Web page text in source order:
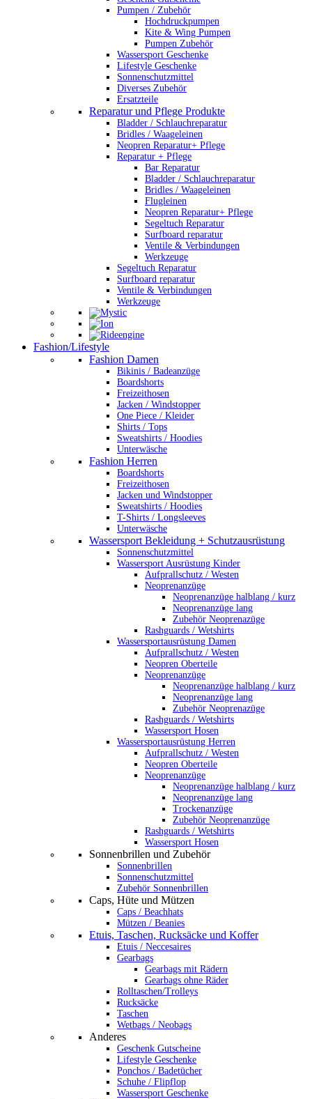
Pumpen / Zubehör
Hochdruckpumpen
Kite & Wing Pumpen
Pumpen Zubehör
Wassersport Geschenke
Lifestyle Geschenke
Sonnenschutzmittel
Diverses Zubehör
Ersatzteile
Reparatur und Pflege Produkte
Bladder / Schlauchreparatur
Bridles / Waageleinen
Neopren Reparatur+ Pflege
Reparatur + Pflege
Bar Reparatur
Bladder / Schlauchreparatur
Bridles / Waageleinen
Flugleinen
Neopren Reparatur+ Pflege
Segeltuch Reparatur
Surfboard reparatur
Ventile & Verbindungen
Werkzeuge
Segeltuch Reparatur
Surfboard reparatur
Ventile & Verbindungen
Werkzeuge
Fashion/Lifestyle
Fashion Damen
Bikinis / Badeanzüge
Boardshorts
Freizeithosen
Jacken / Windstopper
One Piece / Kleider
Shirts / Tops
Sweatshirts / Hoodies
Unterwäsche
Fashion Herren
Boardshorts
Freizeithosen
Jacken und Windstopper
Sweatshirts / Hoodies
T-Shirts / Longsleeves
Unterwäsche
Wassersport Bekleidung + Schutzausrüstung
Sonnenschutzmittel
Wassersport Ausrüstung Kinder
Aufprallschutz / Westen
Neoprenanzüge
Neoprenanzüge halblang / kurz
Neoprenanzüge lang
Zubehör Neoprenazüge
Rashguards / Wetshirts
Wassersportausrüstung Damen
Aufprallschutz / Westen
Neopren Oberteile
Neoprenanzüge
Neoprenanzüge halblang / kurz
Neoprenanzüge lang
Zubehör Neoprenazüge
Rashguards / Wetshirts
Wassersport Hosen
Wassersportausrüstung Herren
Aufprallschutz / Westen
Neopren Oberteile
Neoprenanzüge
Neoprenanzüge halblang / kurz
Neoprenanzüge lang
Trockenanzüge
Zubehör Neoprenanzüge
Rashguards / Wetshirts
Wassersport Hosen
Sonnenbrillen und Zubehör
Sonnenbrillen
Sonnenschutzmittel
Zubehör Sonnenbrillen
Caps, Hüte und Mützen
Caps / Beachhats
Mützen / Beanies
Etuis, Taschen, Rucksäcke und Koffer
Etuis / Neccesaires
Gearbags
Gearbags mit Rädern
Gearbags ohne Räder
Rolltaschen/Trolleys
Rucksäcke
Taschen
Wetbags / Neobags
Anderes
Geschenk Gutscheine
Lifestyle Geschenke
Ponchos / Badetücher
Schuhe / Flipflop
Wassersport Geschenke